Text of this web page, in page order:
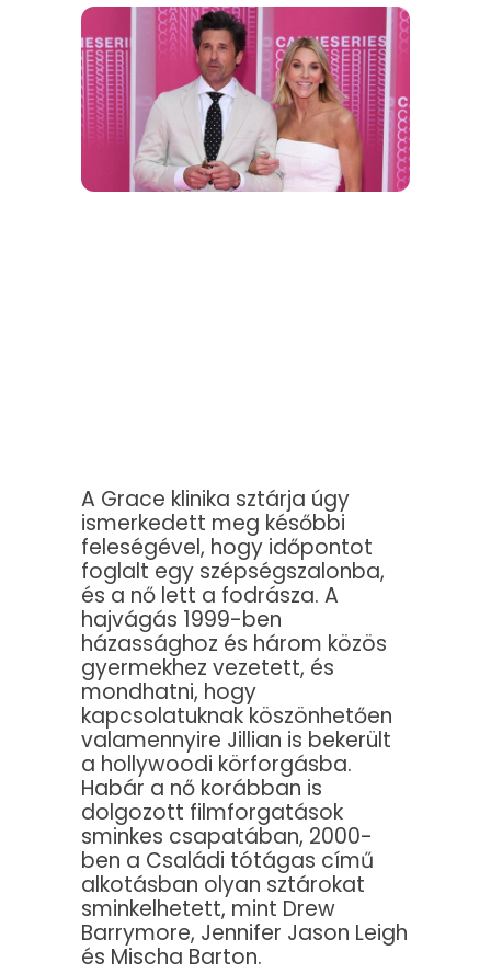
A Grace klinika sztárja úgy
ismerkedett meg későbbi
feleségével, hogy időpontot
foglalt egy szépségszalonba,
és a nő lett a fodrásza. A
hajvágás 1999-ben
házassághoz és három közös
gyermekhez vezetett, és
mondhatni, hogy
kapcsolatuknak köszönhetően
valamennyire Jillian is bekerült
a hollywoodi körforgásba.
Habár a nő korábban is
dolgozott filmforgatások
sminkes csapatában, 2000-
ben a Családi tótágas című
alkotásban olyan sztárokat
sminkelhetett, mint Drew
Barrymore, Jennifer Jason Leigh
és Mischa Barton.